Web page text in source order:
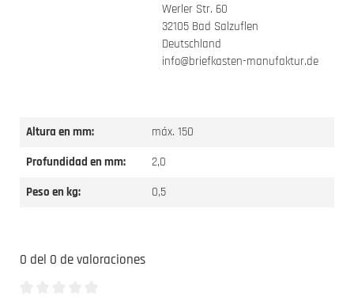
Werler Str. 60
32105 Bad Salzuflen
Deutschland
info@briefkasten-manufaktur.de
Altura en mm:
máx. 150
Profundidad en mm:
2,0
Peso en kg:
0,5
0 del 0 de valoraciones